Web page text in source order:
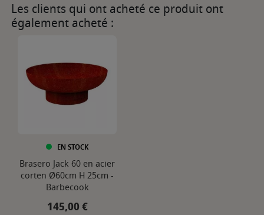
Les clients qui ont acheté ce produit ont
également acheté :
EN STOCK
Brasero Jack 60 en acier
corten Ø60cm H 25cm -
Barbecook
Prix
145,00 €